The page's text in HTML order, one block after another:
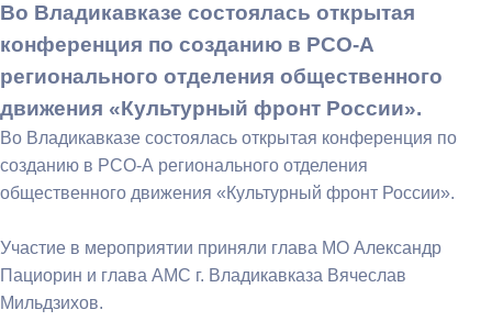
Во Владикавказе состоялась открытая
конференция по созданию в РСО-А
регионального отделения общественного
движения «Культурный фронт России».
Во Владикавказе состоялась открытая конференция по
созданию в РСО-А регионального отделения
общественного движения «Культурный фронт России».
Участие в мероприятии приняли глава МО Александр
Пациорин и глава АМС г. Владикавказа Вячеслав
Мильдзихов.